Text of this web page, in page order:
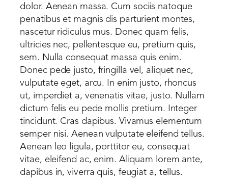
dolor. Aenean massa. Cum sociis natoque
penatibus et magnis dis parturient montes,
nascetur ridiculus mus. Donec quam felis,
ultricies nec, pellentesque eu, pretium quis,
sem. Nulla consequat massa quis enim.
Donec pede justo, fringilla vel, aliquet nec,
vulputate eget, arcu. In enim justo, rhoncus
ut, imperdiet a, venenatis vitae, justo. Nullam
dictum felis eu pede mollis pretium. Integer
tincidunt. Cras dapibus. Vivamus elementum
semper nisi. Aenean vulputate eleifend tellus.
Aenean leo ligula, porttitor eu, consequat
vitae, eleifend ac, enim. Aliquam lorem ante,
dapibus in, viverra quis, feugiat a, tellus.